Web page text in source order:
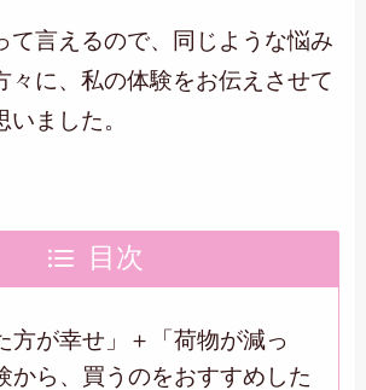
て言えるので、同じような悩み
々に、私の体験をお伝えさせて
ました。
目次
方が幸せ」＋「荷物が減っ
から、買うのをおすすめした